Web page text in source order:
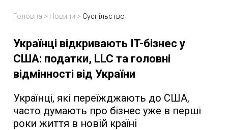
Головна > Новини > Суспільство
Українці відкривають IT-бізнес у
США: податки, LLC та головні
відмінності від України
Українці, які переїжджають до США,
часто думають про бізнес уже в перші
роки життя в новій країні